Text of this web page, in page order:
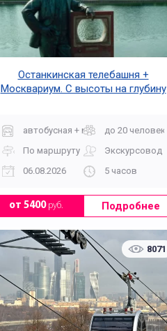
Останкинская телебашня +
Москвариум. С высоты на глубину
автобусная + музейдо 20 человек
По маршруту
Экскурсовод
06.08.2026
5 часов
от 5400руб. Подробнее
8071